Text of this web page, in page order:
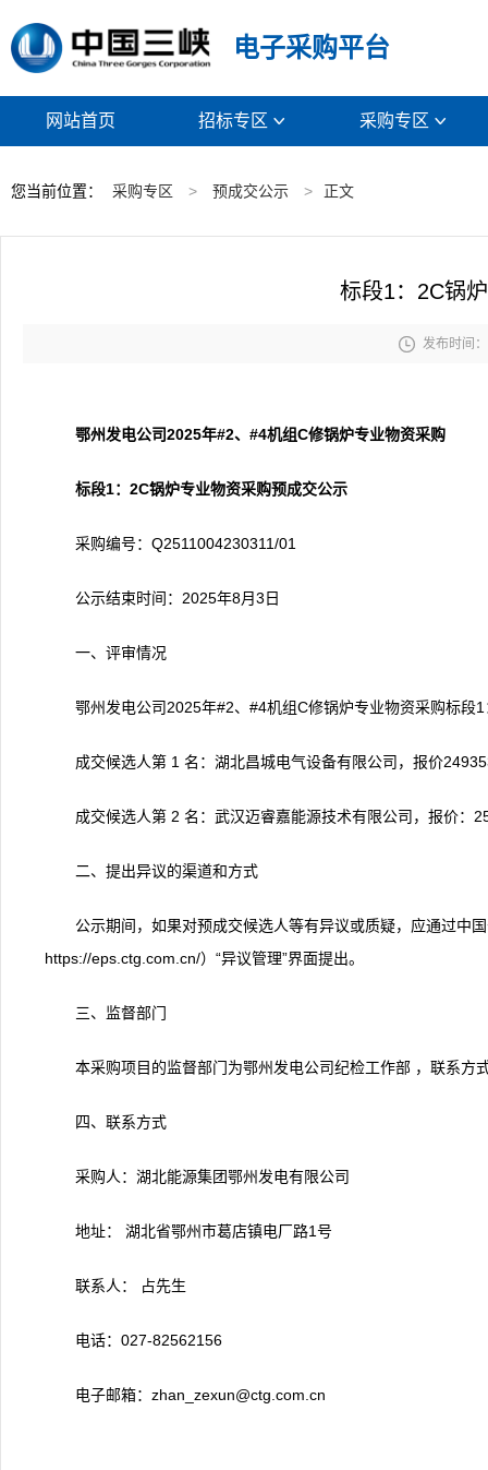
电子采购平台
网站首页 招标专区  采购专区 
您当前位置： 采购专区 > 预成交公示 > 正文
标段1：2C锅
 发布时间
鄂州发电公司2025年#2、#4机组C修锅炉专业物资采购
标段1：2C锅炉专业物资采购预成交公示
采购编号：Q2511004230311/01
公示结束时间：2025年8月3日
一、评审情况
鄂州发电公司2025年#2、#4机组C修锅炉专业物资采购标段
成交候选人第 1 名：湖北昌城电气设备有限公司，报价
成交候选人第 2 名：武汉迈睿嘉能源技术有限公司，报价：
二、提出异议的渠道和方式
公示期间，如果对预成交候选人等有异议或质疑，应通过中
https://eps.ctg.com.cn/）“异议管理”界面提出。
三、监督部门
本采购项目的监督部门为鄂州发电公司纪检工作部 ，联系方
四、联系方式
采购人：湖北能源集团鄂州发电有限公司
地址： 湖北省鄂州市葛店镇电厂路1号
联系人： 占先生
电话：027-82562156
电子邮箱：zhan_zexun@ctg.com.cn